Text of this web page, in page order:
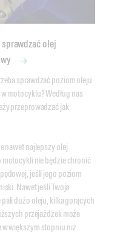
olej
sprawdzać poziom oleju
motocyklu? Według nas
przeprowadzać jak
nawet najlepszy olej
motocykli nie będzie chronić
jeśli jego poziom
Nawet jeśli Twoja
pali dużo oleju, kilka gorących
przejażdżek może
w większym stopniu niż